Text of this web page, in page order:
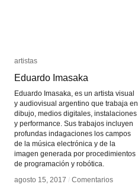
artistas
Eduardo Imasaka
Eduardo Imasaka, es un artista visual
y audiovisual argentino que trabaja en
dibujo, medios digitales, instalaciones
y performance. Sus trabajos incluyen
profundas indagaciones los campos
de la música electrónica y de la
imagen generada por procedimientos
de programación y robótica.
agosto 15, 2017 / Comentarios
artistas
Eduardo Imasaka
agosto 15, 2017 / Comentarios